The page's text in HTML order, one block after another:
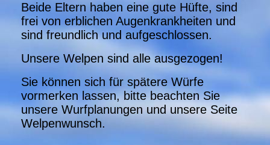
Beide Eltern haben eine gute Hüfte, sind
frei von erblichen Augenkrankheiten und
sind freundlich und aufgeschlossen.
Unsere Welpen sind alle ausgezogen!
Sie können sich für spätere Würfe
vormerken lassen, bitte beachten Sie
unsere Wurfplanungen und unsere Seite
Welpenwunsch.